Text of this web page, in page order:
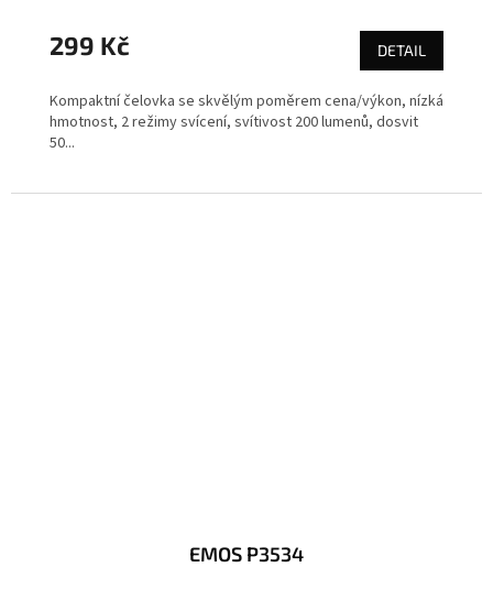
299 Kč DETAIL
Kompaktní čelovka se skvělým poměrem cena/výkon, nízká
hmotnost, 2 režimy svícení, svítivost 200 lumenů, dosvit
50...
EMOS P3534